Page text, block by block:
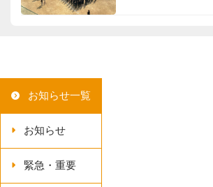
お知らせ一覧
お知らせ
緊急・重要